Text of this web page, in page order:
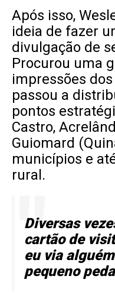
Após isso,
ideia de fazer
divulgação de
Procurou uma
impressões
passou a
pontos
Castro,
Guiomard
municípios e
rural.
Diversas
cartão de
eu via
pequeno